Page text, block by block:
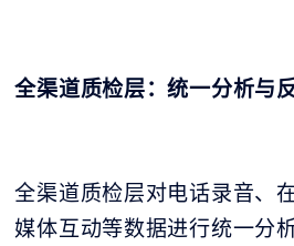
全渠道质检层：统一分析与
全渠道质检层对电话录音、
媒体互动等数据进行统一分